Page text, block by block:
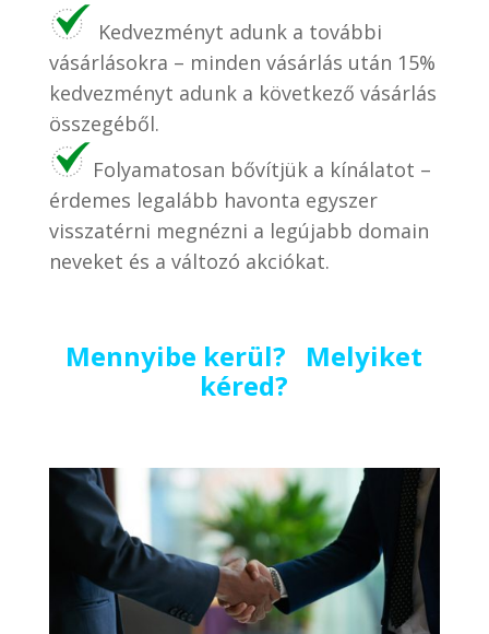
Kedvezményt adunk a további
vásárlásokra – minden vásárlás után 15%
kedvezményt adunk a következő vásárlás
összegéből.
Folyamatosan bővítjük a kínálatot –
érdemes legalább havonta egyszer
visszatérni megnézni a legújabb domain
neveket és a változó akciókat.
Mennyibe kerül? Melyiket
kéred?